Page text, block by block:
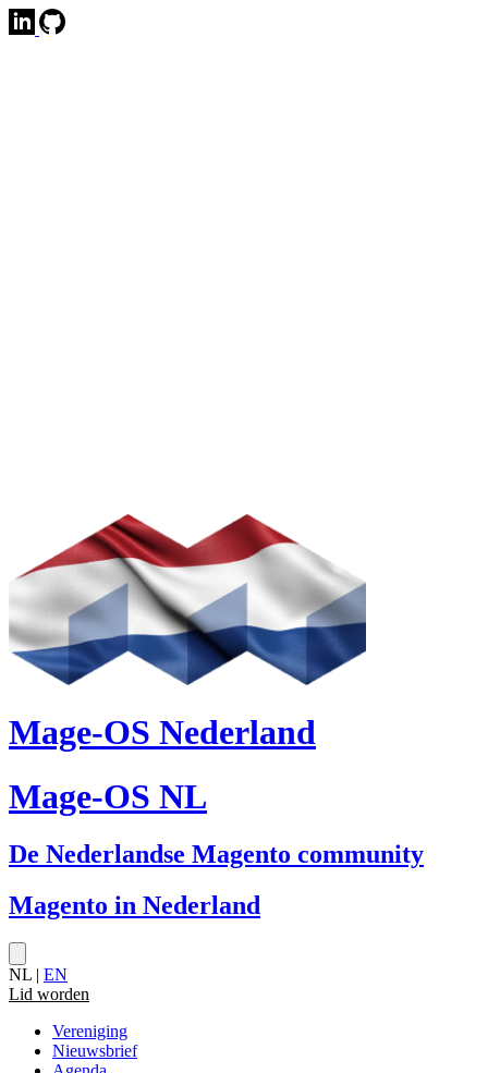
Mage-OS Nederland
Mage-OS NL
De Nederlandse Magento community
Magento in Nederland
NL | EN
Lid worden
Vereniging
Nieuwsbrief